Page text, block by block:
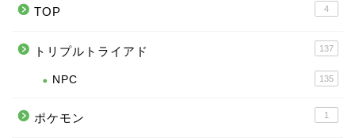
TOP 4
トリプルトライアド 137
NPC 135
ポケモン 1